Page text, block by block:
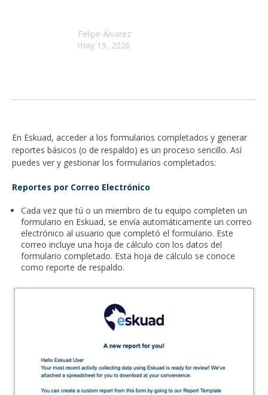
Felipe Álvarez
may 19, 2026
En Eskuad, acceder a los formularios completados y generar
reportes básicos (o de respaldo) es un proceso sencillo. Así
puedes ver y gestionar los formularios completados:
Reportes por Correo Electrónico
Cada vez que tú o un miembro de tu equipo completen un
formulario en Eskuad, se envía automáticamente un correo
electrónico al usuario que completó el formulario. Este
correo incluye una hoja de cálculo con los datos del
formulario completado. Esta hoja de cálculo se conoce
como reporte de respaldo.